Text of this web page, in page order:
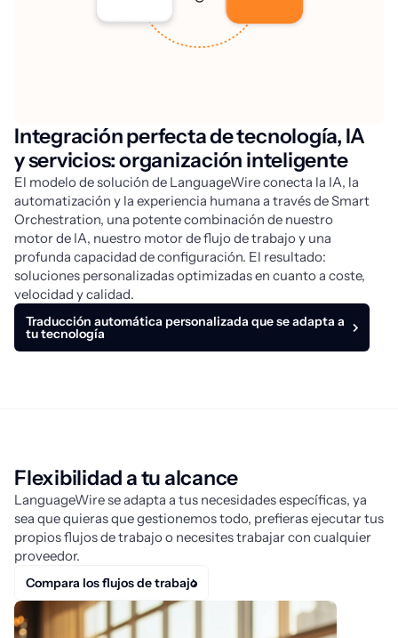
Integración perfecta de tecnología, IA
y servicios: organización inteligente
El modelo de solución de LanguageWire conecta la IA, la
automatización y la experiencia humana a través de Smart
Orchestration, una potente combinación de nuestro
motor de IA, nuestro motor de flujo de trabajo y una
profunda capacidad de configuración. El resultado:
soluciones personalizadas optimizadas en cuanto a coste,
velocidad y calidad.
Traducción automática personalizada que se adapta a
tu tecnología
Flexibilidad a tu alcance
LanguageWire se adapta a tus necesidades específicas, ya
sea que quieras que gestionemos todo, prefieras ejecutar tus
propios flujos de trabajo o necesites trabajar con cualquier
proveedor.
Compara los flujos de trabajo